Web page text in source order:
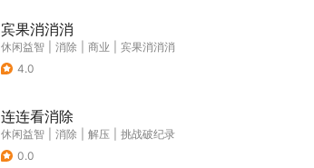
宾果消消消
休闲益智 消除 商业
宾果消消消
4.0
连连看消除
休闲益智 消除 解压
挑战破纪录
0.0